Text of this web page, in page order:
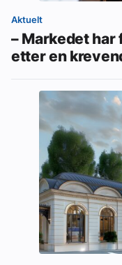
Aktuelt
– Markedet
etter en